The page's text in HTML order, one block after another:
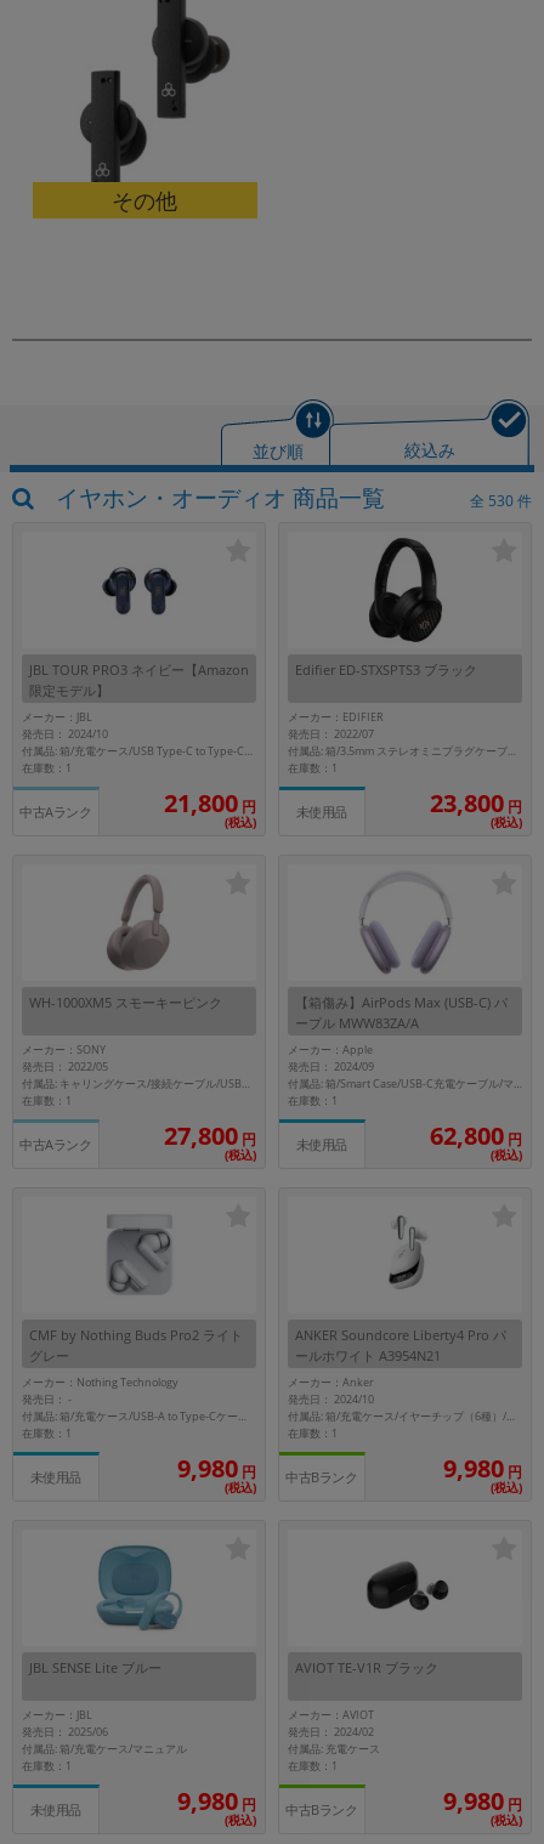
その他
並び順 絞込み
イヤホン・オーディオ 商品一覧 全 530件
JBL TOUR PRO3 ネイビー【Amazon
限定モデル】
メーカー：JBL
発売日： 2024/10
付属品: 箱/充電ケース/USB Type-C to Type-Cケーブル/アナログ3.5mmケーブル/イヤーチップ（XS、S、M、XL、L）/マニュアル
在庫数：1
中古Aランク 21,800 円
(税込)
Edifier ED-STXSPTS3 ブラック
メーカー：EDIFIER
発売日： 2022/07
付属品: 箱/3.5mm ステレオミニプラグケーブル/クーリングメッシュイヤーパッドx2/3.5mm to 6.35mm 変換アダプター/USB-Cケーブル/ポーチ/イヤーパッドピック/ケース/マニュアル
在庫数：1
未使用品 23,800 円
(税込)
WH-1000XM5 スモーキーピンク
メーカー：SONY
発売日： 2022/05
付属品: キャリングケース/接続ケーブル/USBケーブル
在庫数：1
中古Aランク 27,800 円
(税込)
【箱傷み】AirPods Max (USB-C) パ
ープル MWW83ZA/A
メーカー：Apple
発売日： 2024/09
付属品: 箱/Smart Case/USB-C充電ケーブル/マニュアル
在庫数：1
未使用品 62,800 円
(税込)
CMF by Nothing Buds Pro2 ライト
グレー
メーカー：Nothing Technology
発売日：-
付属品: 箱/充電ケース/USB-A to Type-Cケーブル/イヤーチップ(S,M,L)/ユーザーガイド
在庫数：1
未使用品 9,980 円
(税込)
ANKER Soundcore Liberty4 Pro パ
ールホワイト A3954N21
メーカー：Anker
発売日： 2024/10
付属品: 箱/充電ケース/イヤーチップ（6種）/USB-C＆USB-A ケーブル/クイックスタートガイド/カスタマーサポート
在庫数：1
中古Bランク 9,980 円
(税込)
JBL SENSE Lite ブルー
メーカー：JBL
発売日： 2025/06
付属品: 箱/充電ケース/マニュアル
在庫数：1
未使用品 9,980 円
(税込)
AVIOT TE-V1R ブラック
メーカー：AVIOT
発売日： 2024/02
付属品: 充電ケース
在庫数：1
中古Bランク 9,980 円
(税込)